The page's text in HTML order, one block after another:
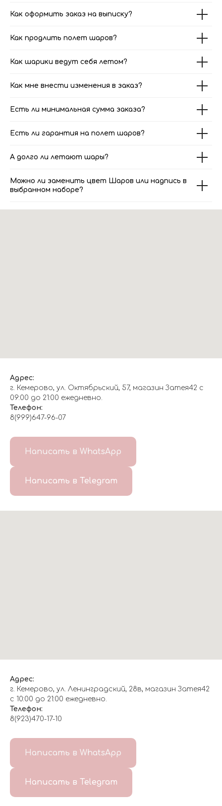
Как оформить заказ на выписку?
Как продлить полет шаров?
Как шарики ведут себя летом?
Как мне внести изменения в заказ?
Есть ли минимальная сумма заказа?
Есть ли гарантия на полет шаров?
А долго ли летают шары?
Можно ли заменить цвет Шаров или надпись в
выбранном наборе?
Адрес:
г. Кемерово, ул. Октябрьский, 57, магазин Затея42 с
09:00 до 21:00 ежедневно.
Телефон:
8(999)647-96-07
Написать в WhatsApp
Написать в Telegram
Адрес:
г. Кемерово, ул. Ленинградский, 28в, магазин Затея42
с 10:00 до 21:00 ежедневно.
Телефон:
8(923)470-17-10
Написать в WhatsApp
Написать в Telegram
ДОСТАВКА/